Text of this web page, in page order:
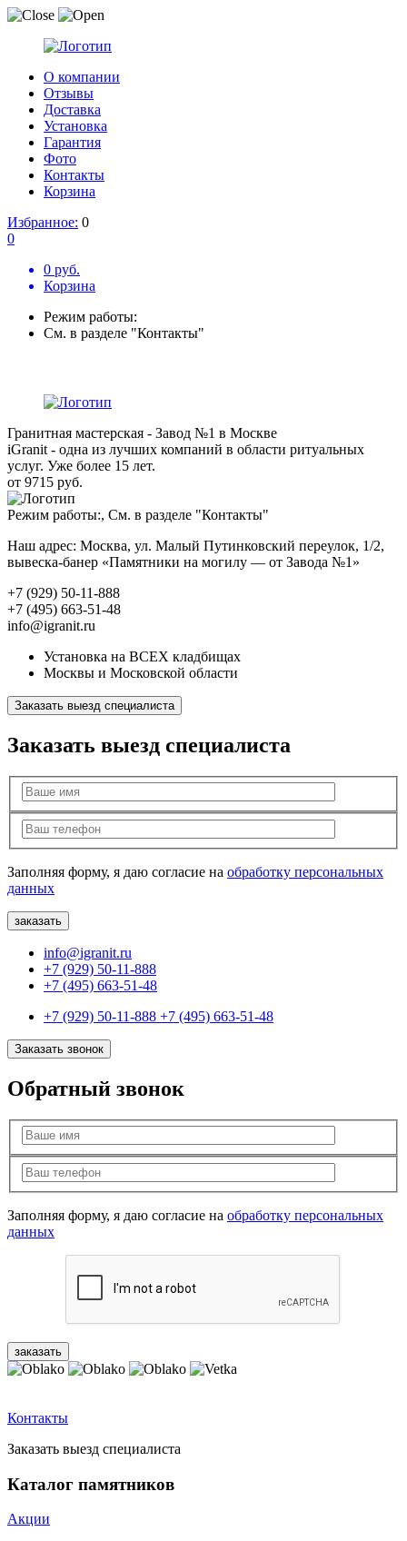
О компании
Отзывы
Доставка
Установка
Гарантия
Фото
Контакты
Корзина
Избранное: 0
0
0 руб.
Корзина
Режим работы:
См. в разделе "Контакты"
Гранитная мастерская - Завод №1 в Москве
iGranit - одна из лучших компаний в области ритуальных
услуг. Уже более 15 лет.
от 9715 руб.
Режим работы:, См. в разделе "Контакты"
Наш адрес: Москва, ул. Малый Путинковский переулок, 1/2,
вывеска-банер «Памятники на могилу — от Завода №1»
+7 (929) 50-11-888
+7 (495) 663-51-48
info@igranit.ru
Установка на ВСЕХ кладбищах
Москвы и Московской области
Заказать выезд специалиста
Заказать выезд специалиста
Заполняя форму, я даю согласие на обработку персональных
данных
info@igranit.ru
+7 (929) 50-11-888
+7 (495) 663-51-48
+7 (929) 50-11-888 +7 (495) 663-51-48
Заказать звонок
Обратный звонок
Заполняя форму, я даю согласие на обработку персональных
данных
Контакты
Заказать выезд специалиста
Каталог памятников
Акции